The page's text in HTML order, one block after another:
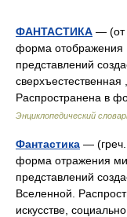
ФАНТАСТИКА — (от
форма отображения
представлений
сверхъестественная
Распространена в
Энциклопедический
Фантастика — (греч.
форма отражения
представлений
Вселенной.
искусстве,